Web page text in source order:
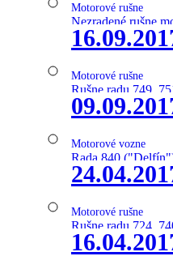
Motorové rušne
Nezradené rušne
Motorové rušne
Rušne radu 749,
Motorové vozne
Rada 840
Motorové rušne
Rušne radu 724,